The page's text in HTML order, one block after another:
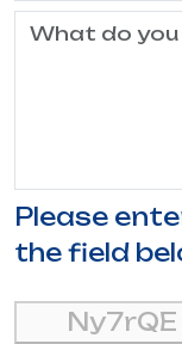
Please
the field
Ny7rQE